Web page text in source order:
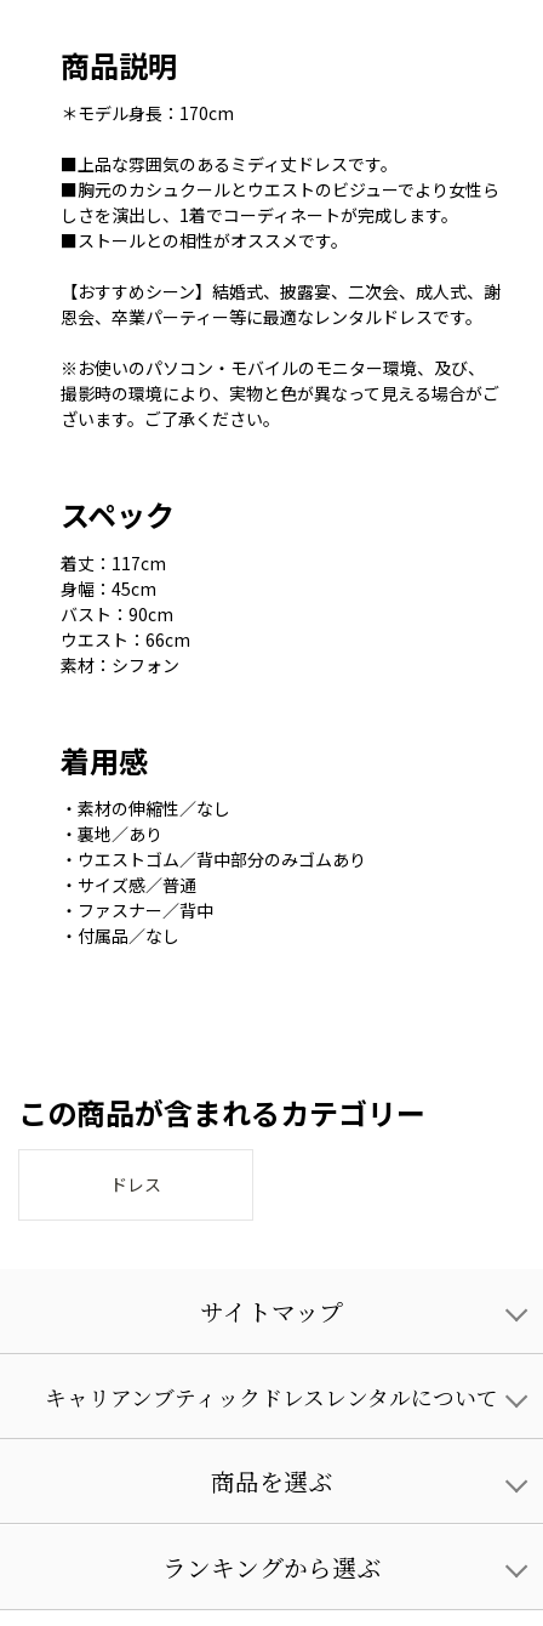
商品説明
＊モデル身長：170cm
■上品な雰囲気のあるミディ丈ドレスです。
■胸元のカシュクールとウエストのビジューでより女性ら
しさを演出し、1着でコーディネートが完成します。
■ストールとの相性がオススメです。
【おすすめシーン】結婚式、披露宴、二次会、成人式、謝
恩会、卒業パーティー等に最適なレンタルドレスです。
※お使いのパソコン・モバイルのモニター環境、及び、
撮影時の環境により、実物と色が異なって見える場合がご
ざいます。ご了承ください。
スペック
着丈：117cm
身幅：45cm
バスト：90cm
ウエスト：66cm
素材：シフォン
着用感
・素材の伸縮性／なし
・裏地／あり
・ウエストゴム／背中部分のみゴムあり
・サイズ感／普通
・ファスナー／背中
・付属品／なし
この商品が含まれるカテゴリー
ドレス
サイトマップ
キャリアンブティックドレスレンタルについて
商品を選ぶ
ランキングから選ぶ